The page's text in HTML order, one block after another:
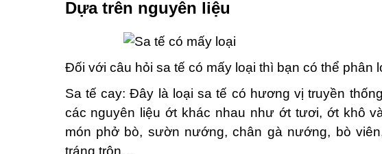
Dựa trên nguyên liệu
Đối với câu hỏi sa tế có mấy loại thì bạn có thể phân
Sa tế cay: Đây là loại sa tế có hương vị truyền
các nguyên liệu ớt khác nhau như ớt tươi, ớt khô
món phở bò, sườn nướng, chân gà nướng, bò
tráng trộn…